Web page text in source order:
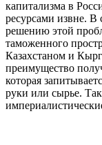
капитализма в
ресурсами извне. В
решению этой
таможенного
Казахстаном и
преимущество
которая
руки или сырье.